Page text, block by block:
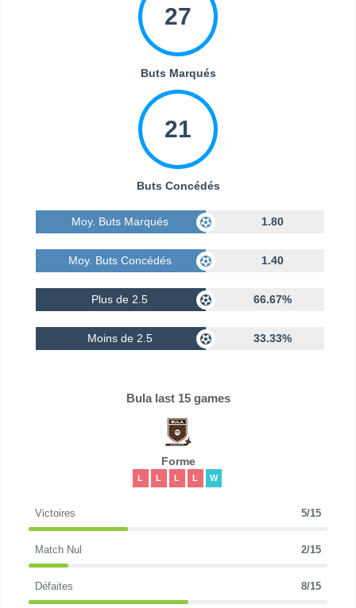
27
Buts Marqués
21
Buts Concédés
Moy. Buts Marqués 1.80
Moy. Buts Concédés 1.40
Plus de 2.5 66.67%
Moins de 2.5 33.33%
Bula last 15 games
Forme
L L L L W
Victoires 5/15
Match Nul 2/15
Défaites 8/15